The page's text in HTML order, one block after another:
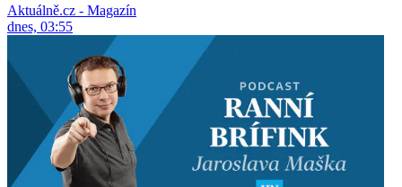
Aktuálně.cz - Magazín
dnes, 03:55